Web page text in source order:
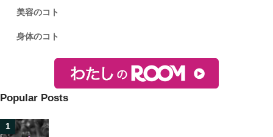
美容のコト
身体のコト
Popular Posts
1